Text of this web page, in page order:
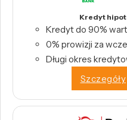
Kredyt
Kredyt do 90%
0% prowizji za
Długi okres
Szczegóły